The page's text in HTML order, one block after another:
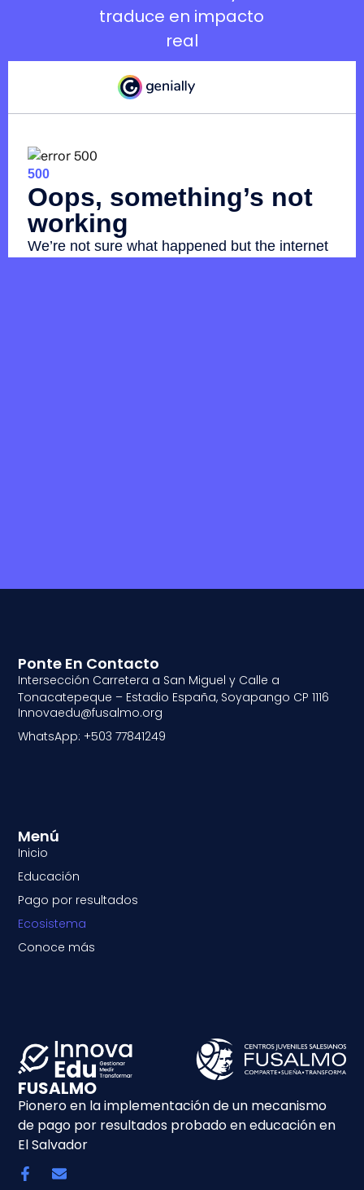
traduce en impacto
real
FUSALMO
Pionero en la implementación de un mecanismo
de pago por resultados probado en educación en
El Salvador
Menú
Inicio
Educación
Pago por resultados
Ecosistema
Conoce más
Ponte En Contacto
Intersección Carretera a San Miguel y Calle a
Tonacatepeque – Estadio España, Soyapango CP 1116
Innovaedu@fusalmo.org
WhatsApp: +503 77841249